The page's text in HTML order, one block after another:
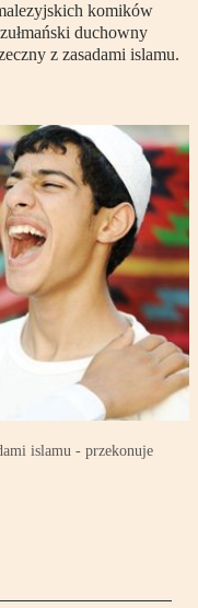
komików
duchowny
z zasadami islamu.
islamu - przekonuje